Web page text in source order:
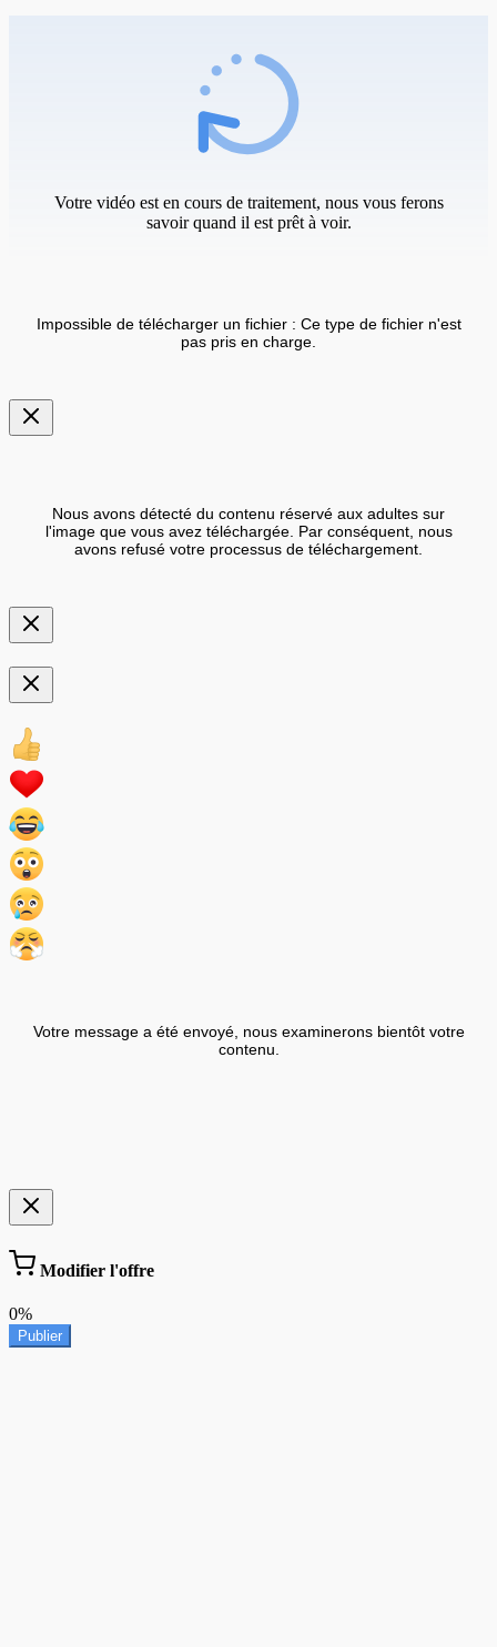
Votre vidéo est en cours de traitement, nous vous ferons
savoir quand il est prêt à voir.
Impossible de télécharger un fichier : Ce type de fichier n'est
pas pris en charge.
Nous avons détecté du contenu réservé aux adultes sur
l'image que vous avez téléchargée. Par conséquent, nous
avons refusé votre processus de téléchargement.
Votre message a été envoyé, nous examinerons bientôt votre
contenu.
Modifier l'offre
0%
Publier